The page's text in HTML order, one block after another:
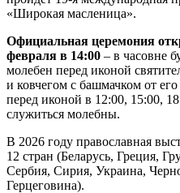
«Широкая масленица».
Официальная церемония
февраля в 14:00 – в часовне
молебен перед иконой
и ковчегом с башмачком от
перед иконой в 12:00, 15:00,
служиться молебны.
В 2026 году православная
12 стран (Беларусь, Греция,
Сербия, Сирия, Украина,
Герцеговина).